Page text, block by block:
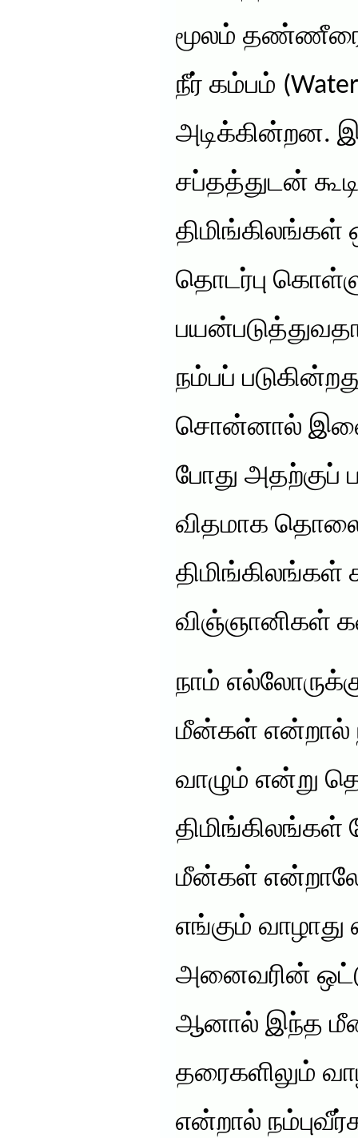
மூலம் தண்ணீரை
நீர் கம்பம்
அடிக்கின்றன.
சப்தத்துடன்
தொடர்பு
நம்பப்
சொன்னால் இவை
போது அதற்குப்
விதமாக
விஞ்ஞானிகள்
நாம்
மீன்கள் என்றால்
வாழும் என்று
திமிங்கிலங்கள்
மீன்கள்
எங்கும் வாழாது
அனைவரின்
ஆனால் இந்த
தரைகளிலும்
என்றால்